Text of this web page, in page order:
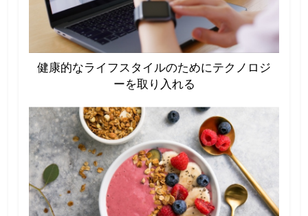
健康的なライフスタイルのためにテクノロジ
ーを取り入れる